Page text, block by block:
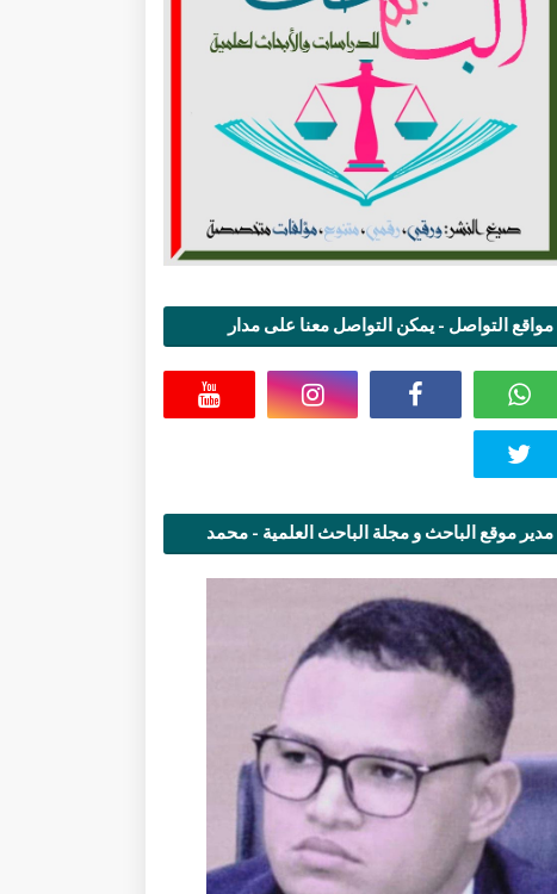
مواقع التواصل - يمكن التواصل معنا على مدار
مدير موقع الباحث و مجلة الباحث العلمية - محمد